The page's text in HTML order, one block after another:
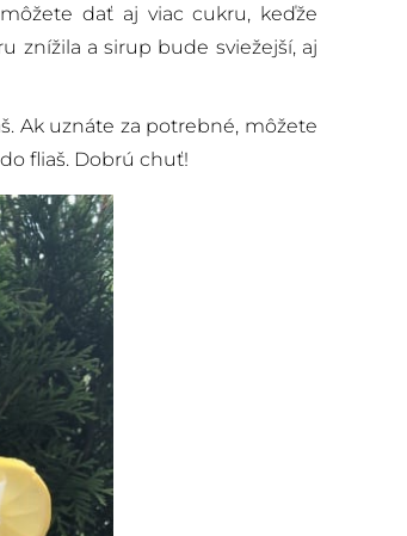
dať aj viac cukru, keďže
znížila a sirup bude sviežejší, aj
Ak uznáte za potrebné, môžete
fliaš. Dobrú chuť!